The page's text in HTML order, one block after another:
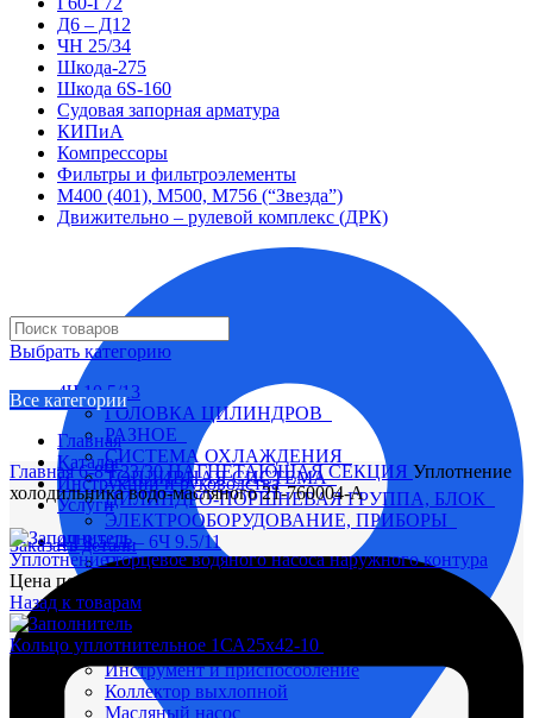
Д6 – Д12
ЧН 25/34
Шкода-275
Шкода 6S-160
Судовая запорная арматура
КИПиА
Компрессоры
Фильтры и фильтроэлементы
М400 (401), М500, М756 (“Звезда”)
Движительно – рулевой комплекс (ДРК)
Выбрать категорию
4Ч 10,5/13
ГОЛОВКА ЦИЛИНДРОВ
РАЗНОЕ
СИСТЕМА ОХЛАЖДЕНИЯ
ТОПЛИВНАЯ СИСТЕМА
ЦИЛИНДРО-ПОРШНЕВАЯ ГРУППА, БЛОК
ЭЛЕКТРООБОРУДОВАНИЕ, ПРИБОРЫ
4Ч 8,5/11 – 6Ч 9.5/11
Вал коленчатый
Водяной насос
Глушитель
Головка цилиндра
Инструмент и приспособление
Коллектор выхлопной
Масляный насос
Все категории
Главная
Каталог
Инструкции и руководства
Услуги
Заказать детали
Главная6-8Ч 23/30НАГНЕТАЮЩАЯ СЕКЦИЯ Уплотнение
холодильника водо-масляного 21-760004-А
Уплотнение торцевое водяного насоса наружного контура
Цена по запросу
Назад к товарам
Кольцо уплотнительное 1СА25х42-10